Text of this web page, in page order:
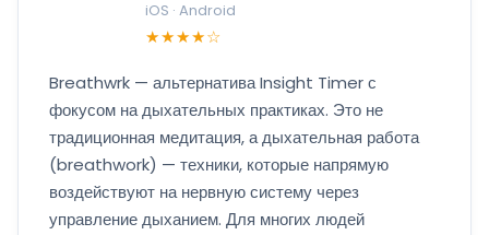
iOS · Android
★★★★☆
Breathwrk — альтернатива Insight Timer с
фокусом на дыхательных практиках. Это не
традиционная медитация, а дыхательная работа
(breathwork) — техники, которые напрямую
воздействуют на нервную систему через
управление дыханием. Для многих людей